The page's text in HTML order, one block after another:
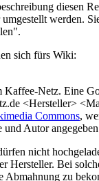
diesen
werden.
sich fürs Wiki:
Kaffee-Netz. Eine
<Hersteller>
Commons,
und Autor
nicht
Hersteller. Bei
Abmahnung zu